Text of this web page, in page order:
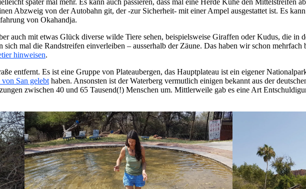
später mal mehr. Es kann auch passieren, dass mal eine Herde Kühe den Mittelstreifen
Abzweig von der Autobahn git, der -zur Sicherheit- mit einer Ampel ausgestattet ist. Es
von Okahandja.
auch mit etwas Glück diverse wilde Tiere sehen, beispielsweise Giraffen oder Kudus, die in
mal die Randstreifen einverleiben – ausserhalb der Zäune. Das haben wir schon
hinweisen.
entfernt. Es ist eine Gruppe von Plateaubergen, das Hauptplateau ist ein eigener
San gelebt haben. Ansonsten ist der Waterberg vermutlich einigen bekannt aus der
zwischen 40 und 65 Tausend(!) Menschen um. Mittlerweile gab es eine Art